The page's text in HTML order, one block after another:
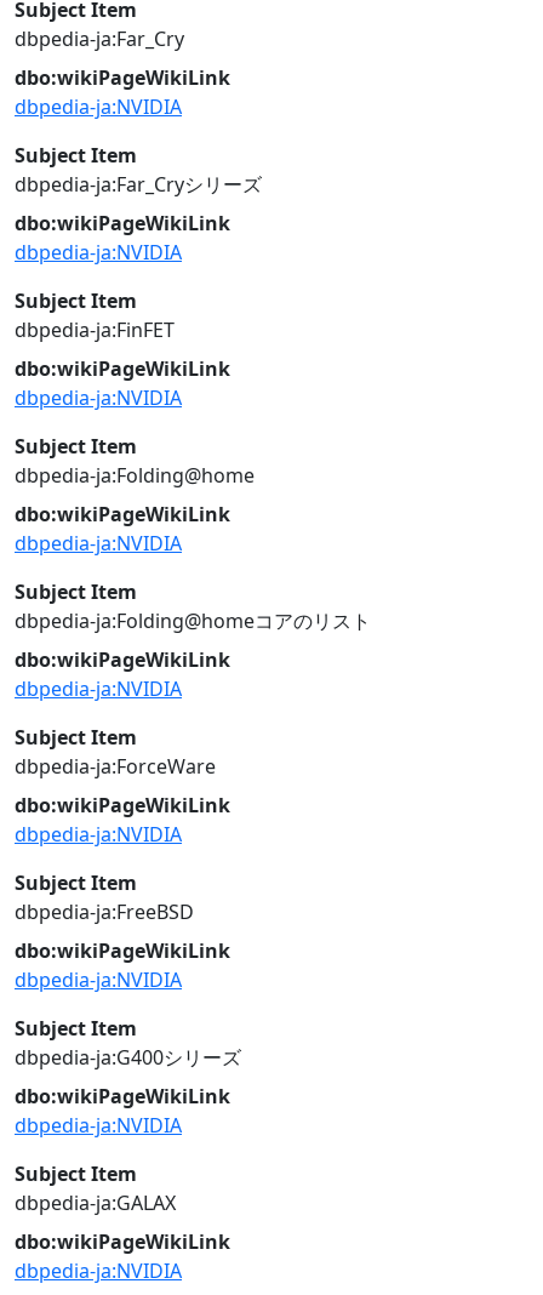
Subject Item
dbpedia-ja:Far_Cry
dbo:wikiPageWikiLink
dbpedia-ja:NVIDIA
Subject Item
dbpedia-ja:Far_Cryシリーズ
dbo:wikiPageWikiLink
dbpedia-ja:NVIDIA
Subject Item
dbpedia-ja:FinFET
dbo:wikiPageWikiLink
dbpedia-ja:NVIDIA
Subject Item
dbpedia-ja:Folding@home
dbo:wikiPageWikiLink
dbpedia-ja:NVIDIA
Subject Item
dbpedia-ja:Folding@homeコアのリスト
dbo:wikiPageWikiLink
dbpedia-ja:NVIDIA
Subject Item
dbpedia-ja:ForceWare
dbo:wikiPageWikiLink
dbpedia-ja:NVIDIA
Subject Item
dbpedia-ja:FreeBSD
dbo:wikiPageWikiLink
dbpedia-ja:NVIDIA
Subject Item
dbpedia-ja:G400シリーズ
dbo:wikiPageWikiLink
dbpedia-ja:NVIDIA
Subject Item
dbpedia-ja:GALAX
dbo:wikiPageWikiLink
dbpedia-ja:NVIDIA